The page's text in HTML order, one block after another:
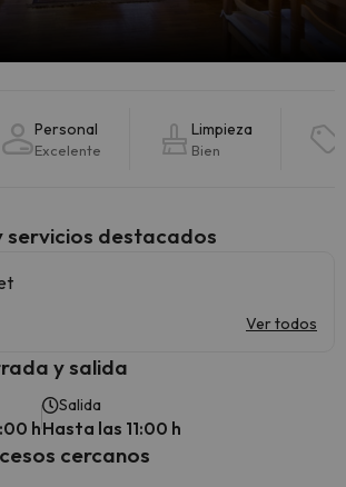
Personal
Excelente
Limpieza
Bien
servicios destacados
Ver todos
y salida
h
Salida
Hasta las 11:00 h
cercanos